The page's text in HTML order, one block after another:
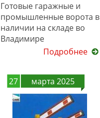
Готовые гаражные и
промышленные ворота в
наличии на складе во
Владимире
Подробнее
27 марта 2025